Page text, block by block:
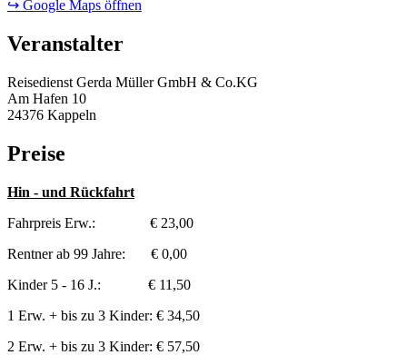
↪ Google Maps öffnen
Veranstalter
Reisedienst Gerda Müller GmbH & Co.KG
Am Hafen 10
24376 Kappeln
Preise
Hin - und Rückfahrt
Fahrpreis Erw.: € 23,00
Rentner ab 99 Jahre: € 0,00
Kinder 5 - 16 J.: € 11,50
1 Erw. + bis zu 3 Kinder: € 34,50
2 Erw. + bis zu 3 Kinder: € 57,50